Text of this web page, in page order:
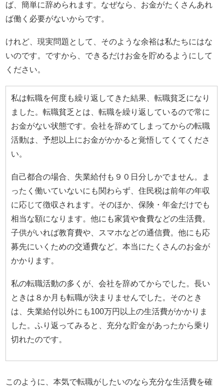
ば、簡単に辞められます。なぜなら、お金がたくさんあれ
ば働く必要がないからです。
けれど、現実問題として、そのような余裕は私たちにはな
いのです。ですから、できるだけお金を貯めるようにして
ください。
私は転職を何度も繰り返してきた結果、転職貧乏になり
ました。転職貧乏とは、転職を繰り返しているので常に
お金がない状態です。会社を辞めてしまってからの転職
活動は、予想以上にお金がかかると覚悟してくてくださ
い。
自己都合の場合、失業給付も９０日分しかでません。ま
ったく働いていないにも関わらず、住民税は前年の年収
に応じて徴収されます。そのほか、保険・年金だけでも
相当な額になります。他にも家賃や食費などの生活費。
子供がいれば教育費や、スマホなどの通信費。他にも応
募先にいくための交通費など。本当にたくさんのお金が
かかります。
私の転職活動の多くが、会社を辞めてからでした。長い
ときは８か月も転職が決まりませんでした。そのとき
は、失業給付以外にも100万円以上の生活費がかかりま
した。ふり返ってみると、充分な貯金があったから乗り
切れたのです。
このように、本気で転職がしたいのなら充分な生活費を確